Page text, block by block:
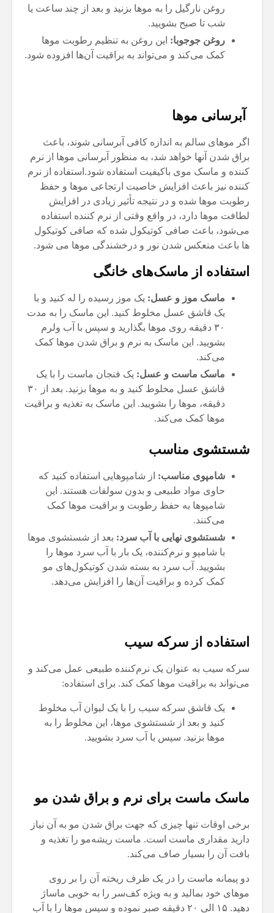
روغن نارگیل را به موها بزنید و بعد از چند ساعت یا
شب تا صبح بشویید.
روغن جوجوبا: این روغن به تنظیم رطوبت موها
کمک می‌کند و می‌تواند به براقیت آن‌ها افزوده شود.
آبرسانی موها
اگر موهای سالم به اندازه کافی آبرسانی شوند، باعث
براق شدن آنها خواهد شد، به منظور آبرسانی موها از نرم
کننده و ماسک موی باکیفیت استفاده شود.استفاده از نرم
کننده نیز باعث افزایش خاصیت ارتجاعی موها و حفظ
رطوبت موها شده و در نتیجه تأثیر زیادی در افزایش
لطافت موها دارد، در واقع وقتی از نرم کننده استفاده
می‌شود، باعث صافی کوتیکول شده که صافی کوتیکول
ها باعث منعکس شدن نور و درخشندگی موها می شود.
استفاده از ماسک‌های خانگی
ماسک موز و عسل: یک موز رسیده را له کنید و با
یک قاشق عسل مخلوط کنید. این ماسک را به مدت
۳۰ دقیقه روی موها بگذارید و سپس با آب ولرم
بشویید. این ماسک به نرم و براق شدن موها کمک
می‌کند.
ماسک ماست و عسل: یک فنجان ماست را با یک
قاشق عسل مخلوط کنید و به موها بزنید. بعد از ۳۰
دقیقه، موها را بشویید. این ماسک به تغذیه و براقیت
موها کمک می‌کند.
شستشوی مناسب
شامپوی مناسب: از شامپوهایی استفاده کنید که
حاوی مواد طبیعی و بدون سولفات هستند. این
شامپوها به حفظ رطوبت و براقیت موها کمک
می‌کنند.
شستشوی نهایی با آب سرد: بعد از شستشوی موها
با شامپو و نرم‌کننده، یک بار با آب سرد موها را
بشویید. آب سرد به بسته شدن کوتیکول‌های مو
کمک کرده و براقیت آن‌ها را افزایش می‌دهد.
استفاده از سرکه سیب
سرکه سیب به عنوان یک نرم‌کننده طبیعی عمل می‌کند و
می‌تواند به براقیت موها کمک کند. برای استفاده:
یک قاشق سرکه سیب را با یک لیوان آب مخلوط
کنید و بعد از شستشوی موها، این مخلوط را به
موها بزنید. سپس با آب سرد بشویید.
ماسک ماست برای نرم و براق شدن مو
برخی اوقات تنها چیزی که جهت براق شدن مو به آن نیاز
دارید مقداری ماست است. ماست ریشه‌مو را تغذیه و
بافت آن را بسیار صاف می‌کند.
دو پیمانه ماست را در یک ظرف ریخته آن را بر روی
موهای خود بمالید و به ویژه کف‌سر را به خوبی ماساژ
دهید. ۱۵ الی ۲۰ دقیقه صبر نموده و سپس موها را با آب